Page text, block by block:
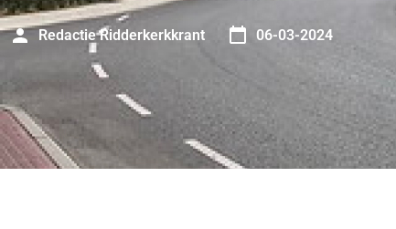
Redactie Ridderkerkkrant 06-03-2024